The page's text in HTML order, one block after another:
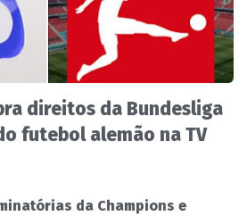
direitos da Bundesliga
futebol alemão na TV
da Champions e